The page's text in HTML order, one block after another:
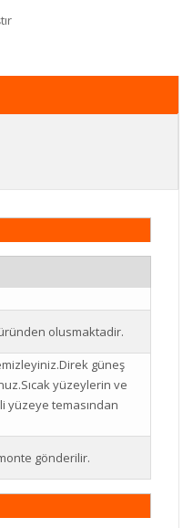
olusmaktadir.
güneş
yüzeylerin ve
yüzeye temasından
gönderilir.